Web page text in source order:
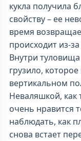
кукла получила
свойству – ее
время
происходит из-
Внутри
грузило,
вертикальном
Неваляшкой, как
очень нравится
наблюдать, как
снова встает